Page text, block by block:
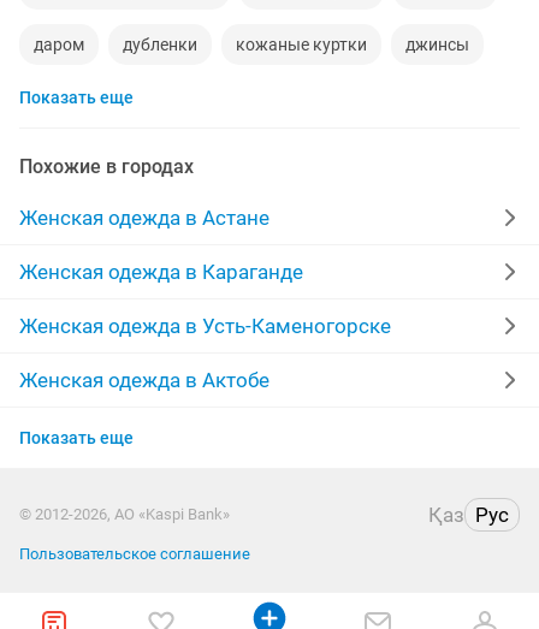
даром дубленки кожаные куртки джинсы
шубы мутон
куртки женские пальто женские
меховые жилетки халаты
брюки женская зимние пуховики
одежда дубленки женские
юбка пиджаки
Показать еще
Похожие в городах
Женская одежда в Астане
Женская одежда в Караганде
Женская одежда в Усть-Каменогорске
Женская одежда в Актобе
Женская одежда в Актау
Показать еще
© 2012-2026, АО «Kaspi Bank» Қаз Рус
Пользовательское соглашение